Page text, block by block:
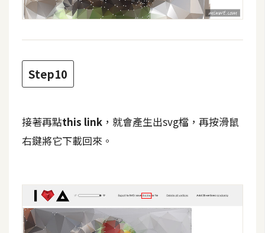
開
箱
梅
發
文
章
Step10
接著再點this link ，就會產生出svg檔，再按滑鼠
右鍵將它下載回來。